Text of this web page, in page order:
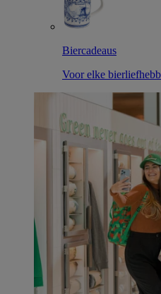
Biercadeaus
Voor elke